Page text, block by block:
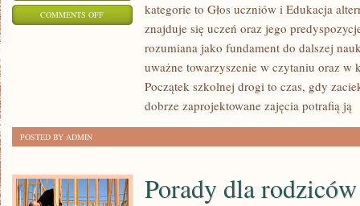
COMMENTS OFFON
PROGRAMY
PODRĘCZNIKI
kategorie to Głos uczniów i Edukacja
znajduje się uczeń oraz jego
rozumiana jako fundament do dalszej
uważne towarzyszenie w czytaniu oraz w
Początek szkolnej drogi to czas, gdy
dobrze zaprojektowane zajęcia potrafią ją
POSTED BY ADMIN
Porady dla rodziców